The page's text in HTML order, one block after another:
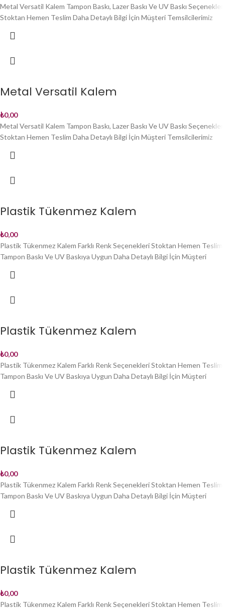
Metal Versatil Kalem Tampon Baskı, Lazer Baskı Ve UV Baskı Seçenekleri
Stoktan Hemen Teslim Daha Detaylı Bilgi İçin Müşteri Temsilcilerimiz
Metal Versatil Kalem
₺0,00
Metal Versatil Kalem Tampon Baskı, Lazer Baskı Ve UV Baskı Seçenekleri
Stoktan Hemen Teslim Daha Detaylı Bilgi İçin Müşteri Temsilcilerimiz
Plastik Tükenmez Kalem
₺0,00
Plastik Tükenmez Kalem Farklı Renk Seçenekleri Stoktan Hemen Teslim
Tampon Baskı Ve UV Baskıya Uygun Daha Detaylı Bilgi İçin Müşteri
Plastik Tükenmez Kalem
₺0,00
Plastik Tükenmez Kalem Farklı Renk Seçenekleri Stoktan Hemen Teslim
Tampon Baskı Ve UV Baskıya Uygun Daha Detaylı Bilgi İçin Müşteri
Plastik Tükenmez Kalem
₺0,00
Plastik Tükenmez Kalem Farklı Renk Seçenekleri Stoktan Hemen Teslim
Tampon Baskı Ve UV Baskıya Uygun Daha Detaylı Bilgi İçin Müşteri
Plastik Tükenmez Kalem
₺0,00
Plastik Tükenmez Kalem Farklı Renk Seçenekleri Stoktan Hemen Teslim